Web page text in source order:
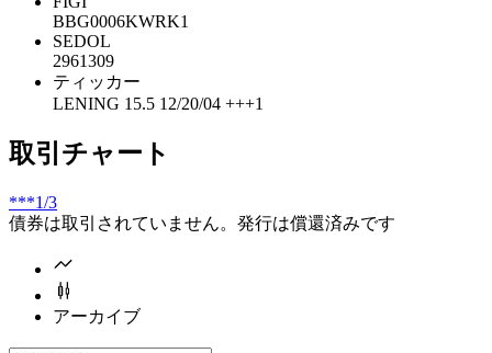
BBG0006KWRK1
SEDOL
2961309
ティッカー
LENING 15.5 12/20/04 +++1
取引チャート
***1/3
債券は取引されていません。発行は償還済みです
アーカイブ